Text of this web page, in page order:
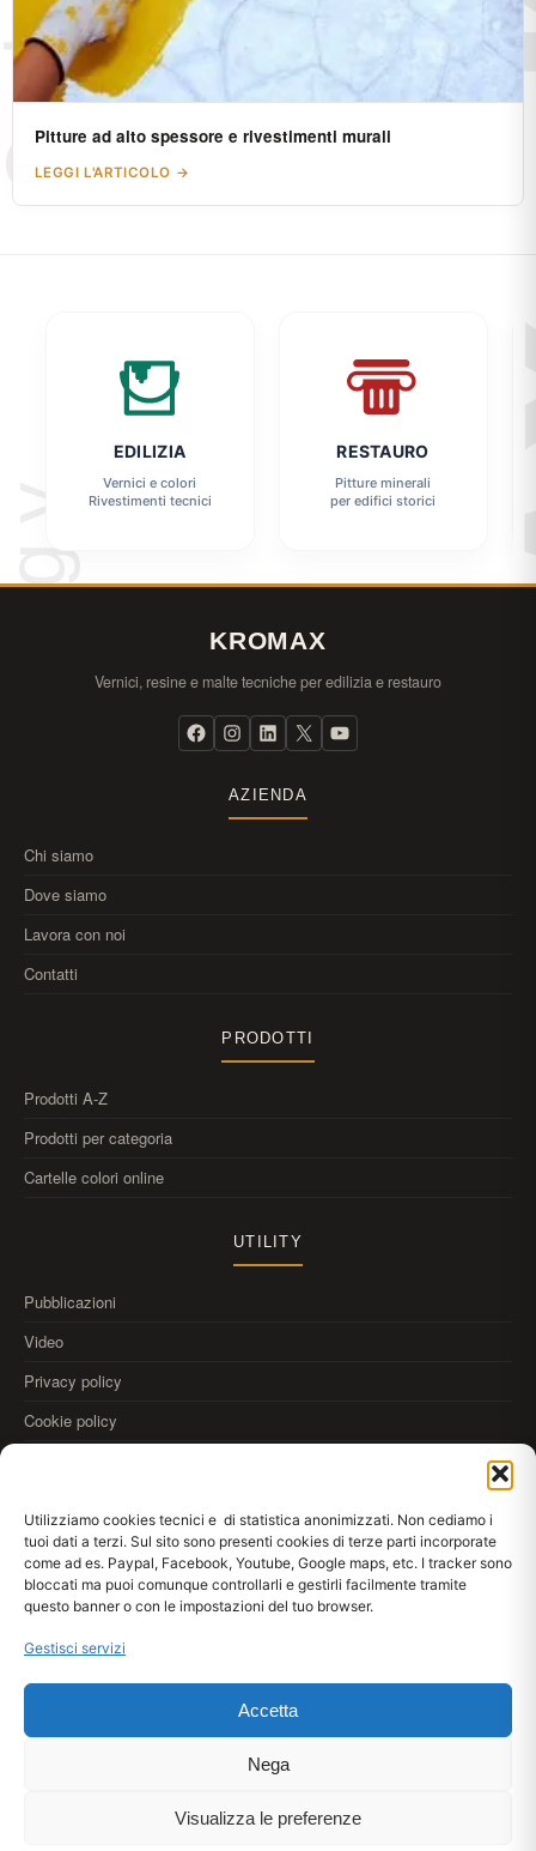
Utilizziamo cookies tecnici e di statistica anonimizzati. Non cediamo i
tuoi dati a terzi. Sul sito sono presenti cookies di terze parti incorporate
come ad es. Paypal, Facebook, Youtube, Google maps, etc. I tracker sono
bloccati ma puoi comunque controllarli e gestirli facilmente tramite
questo banner o con le impostazioni del tuo browser.
Gestisci servizi
Accetta
Nega
Visualizza le preferenze
Pitture ad alto spessore e rivestimenti murali
LEGGI L'ARTICOLO →
EDILIZIA
Vernici e colori
Rivestimenti tecnici
RESTAURO
Pitture minerali
per edifici storici
KROMAX
Vernici, resine e malte tecniche per edilizia e restauro
AZIENDA
Chi siamo
Dove siamo
Lavora con noi
Contatti
PRODOTTI
Prodotti A-Z
Prodotti per categoria
Cartelle colori online
UTILITY
Pubblicazioni
Video
Privacy policy
Cookie policy
OLTRE
35.000
REALIZZAZIONI
ScaricaKromax AppDrawanteprima colori alle pareti
App Store
© 2026 Kromax® srl · Via Meucci 33/35, 80020 Casavatore (NA) IT · P.IVA
IT03953961210
Lun–Ven 08:30–13:30 / 14:30–17:30